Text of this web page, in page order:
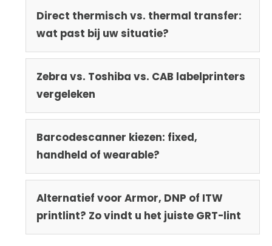
Direct thermisch vs. thermal transfer:
wat past bij uw situatie?
Zebra vs. Toshiba vs. CAB labelprinters
vergeleken
Barcodescanner kiezen: fixed,
handheld of wearable?
Alternatief voor Armor, DNP of ITW
printlint? Zo vindt u het juiste GRT-lint